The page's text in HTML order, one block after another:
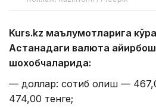
Kurs.kz маълумотларига
Астанадаги валюта
шохобчаларида:
— доллар: сотиб олиш —
474,00 тенге;